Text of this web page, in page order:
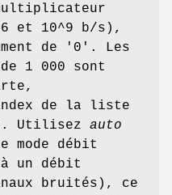
et 10^9 b/s),
de '0'. Les
1 000 sont
de la liste
Utilisez auto
mode débit
un débit
bruités), ce